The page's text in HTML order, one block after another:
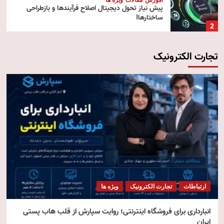
2
پیش‌ نیاز تحول دیجیتال اصلاح فرآیندها و بازطراحی
ساختارها!
3
آموزش
4
تکنولوژی مقالات ویژه ها
هوش مصنوعی استنتاجی
5
امنیت مقالات ویژه ها
امنیت فناوری اطلاعات
تجارت الکترونیک
ارتباطات تجارت الکترونیک ویژه ها
انبارداری برای فروشگاه اینترنتی؛ روایت سپارش از قلب هاب پستی